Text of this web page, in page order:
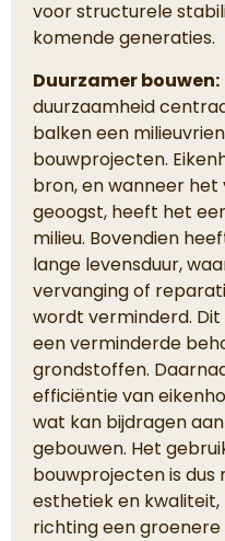
voor structurele
komende generaties.
Duurzamer bouwen:
duurzaamheid
balken een
bouwprojecten.
bron, en wanneer
geoogst, heeft het
milieu. Bovendien
lange levensduur,
vervanging of
wordt verminderd.
een verminderde
grondstoffen.
efficiëntie van
wat kan bijdragen
gebouwen. Het
bouwprojecten is dus
esthetiek en
richting een